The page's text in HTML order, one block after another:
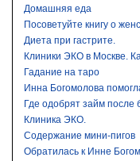
Домашняя еда
Посоветуйте книгу о
Диета при гастрите.
Клиники ЭКО в Москве.
Гадание на таро
Инна Богомолова
Где одобрят займ после
Клиника ЭКО.
Содержание мини-пигов
Обратилась к Инне